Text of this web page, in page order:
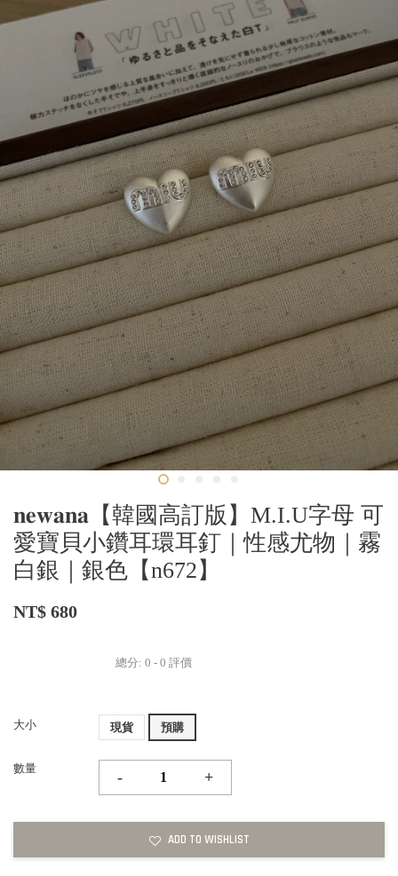
𝐧𝐞𝐰𝐚𝐧𝐚【韓國高訂版】M.I.U字母 可
愛寶貝小鑽耳環耳釘｜性感尤物｜霧
白銀｜銀色【n672】
NT$ 680
總分: 0 - 0 評價
大小 現貨 預購
數量
- +
ADD TO WISHLIST